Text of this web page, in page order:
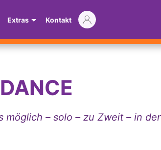
Extras Kontakt
möglich – solo – zu Zweit – in der